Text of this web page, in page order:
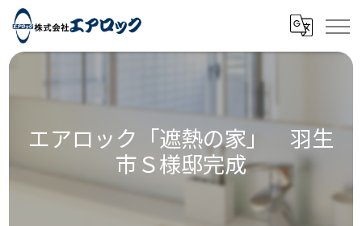
エアロック「遮熱の家」 羽生
市Ｓ様邸完成